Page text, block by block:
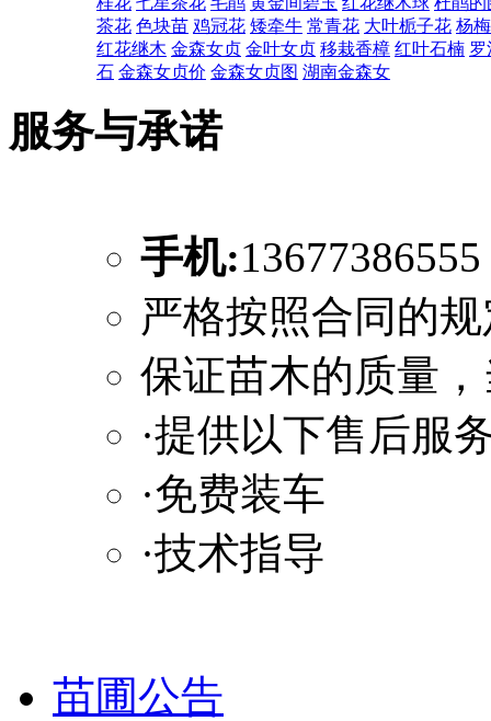
茶花 色块苗 鸡冠花 矮牵牛 常青花 大叶栀子花 杨梅
红花继木 金森女贞 金叶女贞 移栽香樟 红叶石楠 罗
石 金森女贞价 金森女贞图 湖南金森女
服务与承诺
手机:
严格按照合同的
保证苗木的质量
·提供以下售后服
·免费装车
·技术指导
苗圃公告